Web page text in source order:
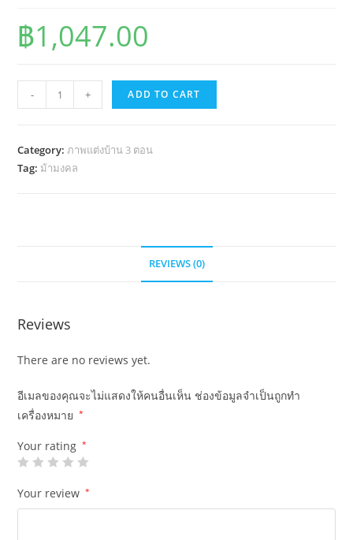
฿1,047.00
มงคล
ตอน
quantity
- + ADD TO CART
Category:ภาพแต่งบ้าน 3 ตอน
Tag: ม้ามงคล
REVIEWS (0)
Reviews
There are no reviews yet.
อีเมลของคุณจะไม่แสดงให้คนอื่นเห็น ช่องข้อมูลจำเป็นถูกทำ
เครื่องหมาย
*
Your rating *
Your review *